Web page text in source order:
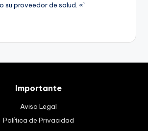
su proveedor de salud. «`
Importante
Aviso Legal
Política de Privacidad